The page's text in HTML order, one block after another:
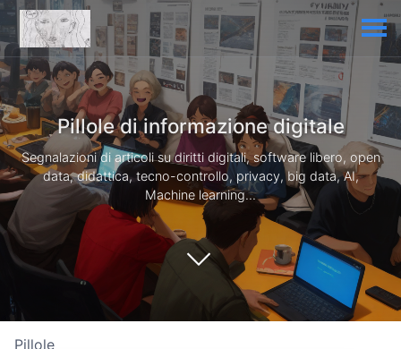
Pillole di informazione digitale
Segnalazioni di articoli su diritti digitali, software libero, open
data, didattica, tecno-controllo, privacy, big data, AI,
Machine learning...
Pillole